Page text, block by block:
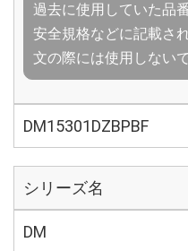
過去に使用していた品
安全規格などに記載さ
文の際には使用しない
DM15301DZBPBF
シリーズ名
DM